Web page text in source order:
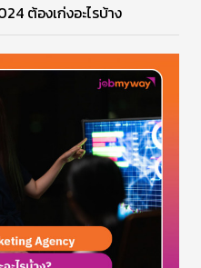
ต้องเก่งอะไรบ้าง